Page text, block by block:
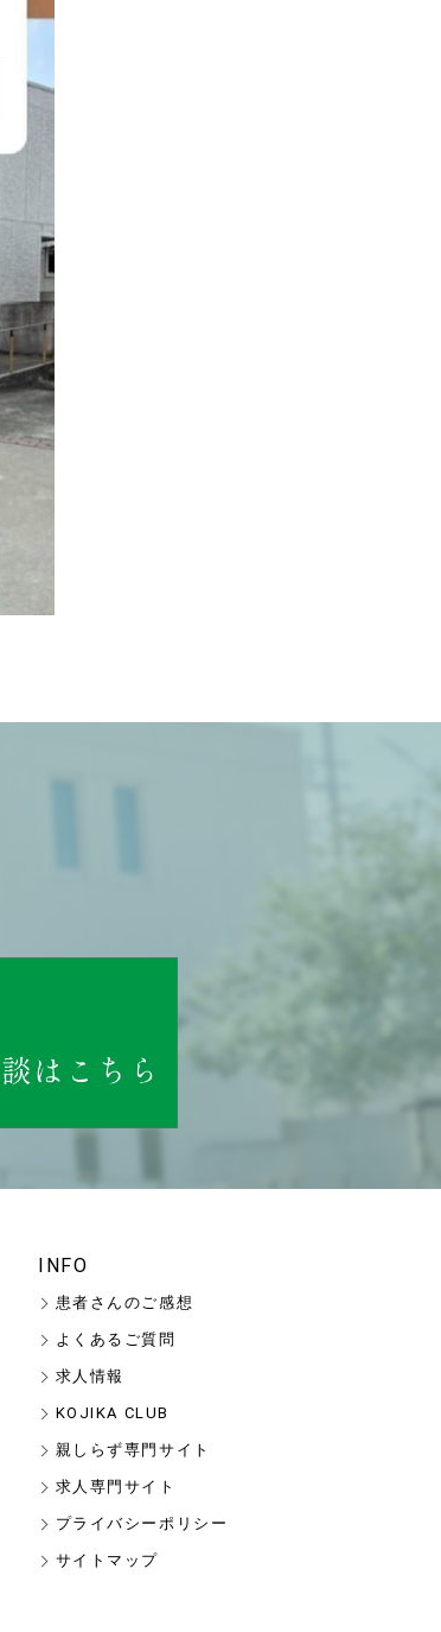
INFO
患者さんのご感想
よくあるご質問
求人情報
KOJIKA CLUB
親しらず専門サイト
求人専門サイト
プライバシーポリシー
サイトマップ